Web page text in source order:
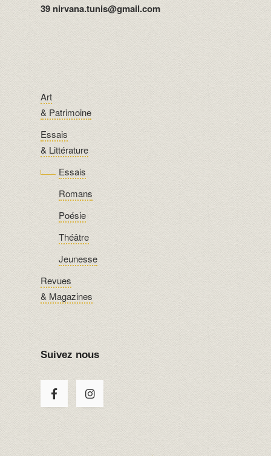
39 nirvana.tunis@gmail.com
Art
& Patrimoine
Essais
& Littérature
Essais
Romans
Poésie
Théâtre
Jeunesse
Revues
& Magazines
Suivez nous